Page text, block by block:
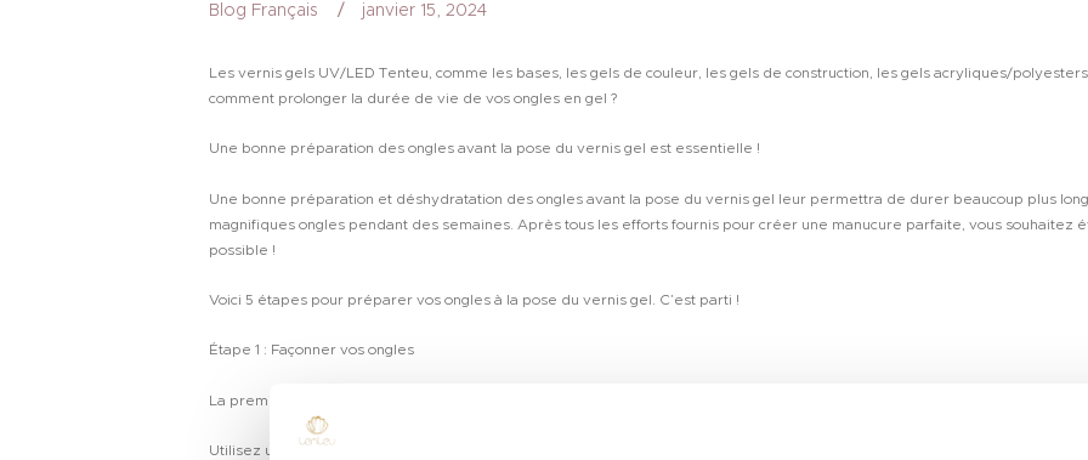
Blog Français janvier 15, 2024
Les vernis gels UV/LED Tenteu, comme les bases, les gels de couleur, les gels de construction, les gels acryliques/
comment prolonger la durée de vie de vos ongles en gel ?
Une bonne préparation des ongles avant la pose du vernis gel est essentielle !
Une bonne préparation et déshydratation des ongles avant la pose du vernis gel leur permettra de durer beaucoup plus
magnifiques ongles pendant des semaines. Après tous les efforts fournis pour créer une manucure parfaite, vous souhaitez
possible !
Voici 5 étapes pour préparer vos ongles à la pose du vernis gel. C’est parti !
Étape 1 : Façonner vos ongles
La première étape pour préparer vos ongles à la pose du vernis gel est de leur donner une forme parfaite.
Utilisez une lime et un coupe-ongles pour obtenir une forme parfaite.